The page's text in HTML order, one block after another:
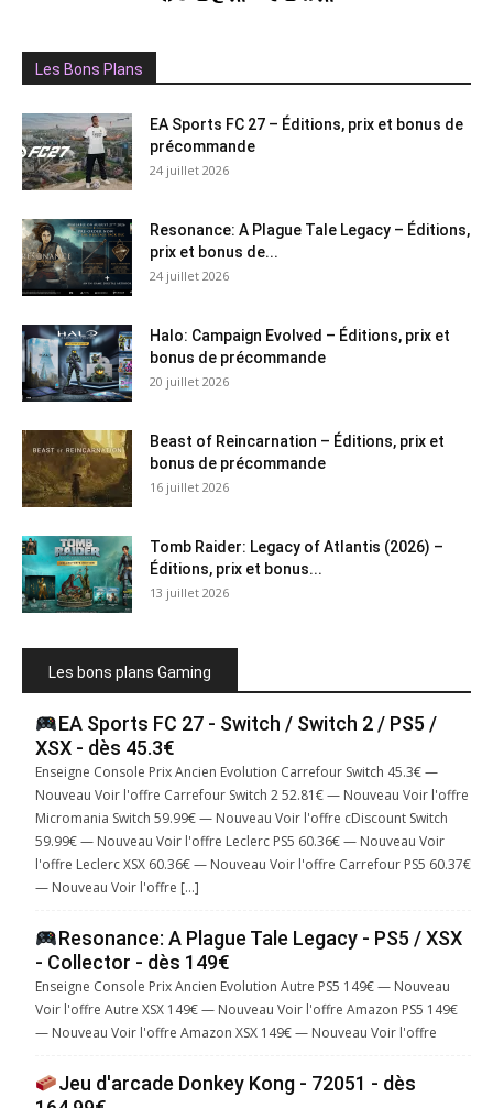
Les Bons Plans
EA Sports FC 27 – Éditions, prix et bonus de
précommande
24 juillet 2026
Resonance: A Plague Tale Legacy – Éditions,
prix et bonus de...
24 juillet 2026
Halo: Campaign Evolved – Éditions, prix et
bonus de précommande
20 juillet 2026
Beast of Reincarnation – Éditions, prix et
bonus de précommande
16 juillet 2026
Tomb Raider: Legacy of Atlantis (2026) –
Éditions, prix et bonus...
13 juillet 2026
Les bons plans Gaming
EA Sports FC 27 - Switch / Switch 2 / PS5 /
XSX - dès 45.3€
Enseigne Console Prix Ancien Evolution Carrefour Switch 45.3€ —
Nouveau Voir l'offre Carrefour Switch 2 52.81€ — Nouveau Voir l'offre
Micromania Switch 59.99€ — Nouveau Voir l'offre cDiscount Switch
59.99€ — Nouveau Voir l'offre Leclerc PS5 60.36€ — Nouveau Voir
l'offre Leclerc XSX 60.36€ — Nouveau Voir l'offre Carrefour PS5 60.37€
— Nouveau Voir l'offre […]
Resonance: A Plague Tale Legacy - PS5 / XSX
- Collector - dès 149€
Enseigne Console Prix Ancien Evolution Autre PS5 149€ — Nouveau
Voir l'offre Autre XSX 149€ — Nouveau Voir l'offre Amazon PS5 149€
— Nouveau Voir l'offre Amazon XSX 149€ — Nouveau Voir l'offre
Jeu d'arcade Donkey Kong - 72051 - dès